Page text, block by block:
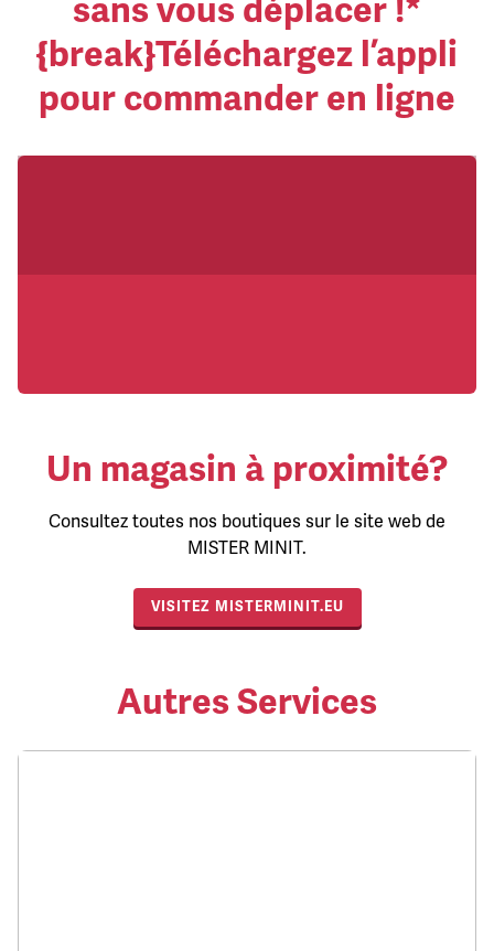
sans vous déplacer !*
{break}Téléchargez l’appli
pour commander en ligne
Un magasin à proximité?
Consultez toutes nos boutiques sur le site web de
MISTER MINIT.
VISITEZ MISTERMINIT.EU
Autres Services